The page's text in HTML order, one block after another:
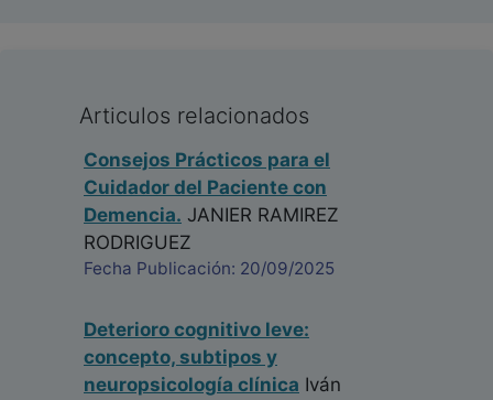
Articulos relacionados
Consejos Prácticos para el
Cuidador del Paciente con
Demencia. JANIER RAMIREZ
RODRIGUEZ
Fecha Publicación: 20/09/2025
Deterioro cognitivo leve:
concepto, subtipos y
neuropsicología clínica Iván